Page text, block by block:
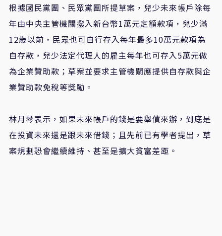
根據國民黨團、民眾黨團所提草案，兒少未來帳戶除每
年由中央主管機關撥入新台幣1萬元定額款項，兒少滿
12歲以前，民眾也可自行存入每年最多10萬元款項為
自存款，兒少法定代理人的雇主每年也可存入5萬元做
為企業贊助款 ； 草案並要求主管機關應提供自存款與企
業贊助款免稅等獎勵。
林月琴表示，如果未來帳戶的錢是要舉債來辦，到底是
在投資未來還是跟未來借錢；且先前已有學者提出，草
案規劃恐會繼續維持、甚至是擴大貧富差距。